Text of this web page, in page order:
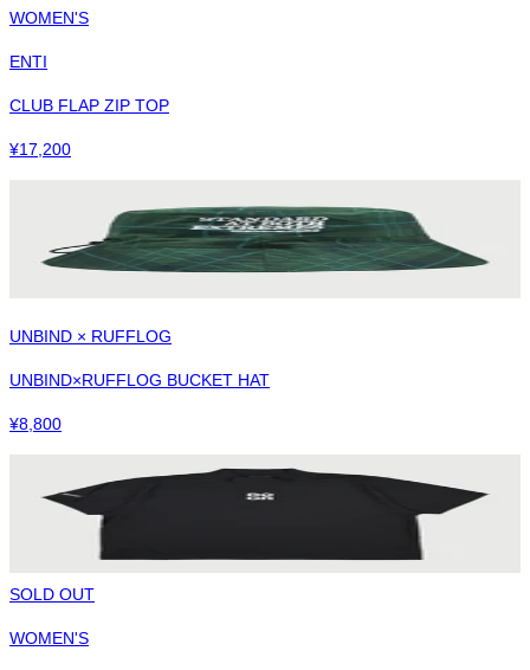
WOMEN'S
ENTI
CLUB FLAP ZIP TOP
¥17,200
UNBIND × RUFFLOG
UNBIND×RUFFLOG BUCKET HAT
¥8,800
SOLD OUT
WOMEN'S